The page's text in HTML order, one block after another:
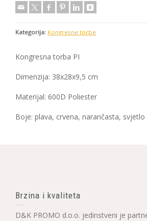
Kategorija: Kongresne torbe
Kongresna torba PI
Dimenzija: 38x28x9,5 cm
Materijal: 600D Poliester
Boje: plava, crvena, narančasta, svjetlo
Brzina i kvaliteta
D&K PROMO d.o.o. jedinstveni je